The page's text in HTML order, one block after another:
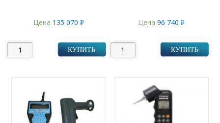
Цена 135 070 Р
КУПИТЬ
Цена96 740Р
КУПИТЬ